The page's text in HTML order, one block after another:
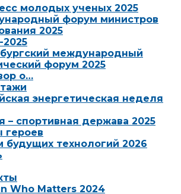
молодых ученых 2025
форум министров
2025
международный
форум 2025
о…
энергетическая неделя
– спортивная держава 2025
героев
будущих технологий 2026
Who Matters 2024